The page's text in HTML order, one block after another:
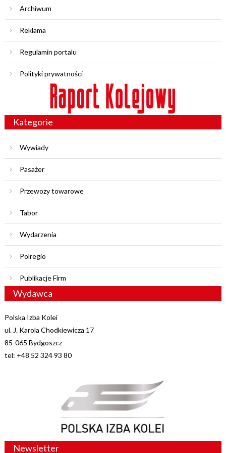
Archiwum
Reklama
Regulamin portalu
Polityki prywatności
Kategorie
Wywiady
Pasażer
Przewozy towarowe
Tabor
Wydarzenia
Polregio
Publikacje Firm
Wydawca
Polska Izba Kolei
ul. J. Karola Chodkiewicza 17
85-065 Bydgoszcz
tel: +48 52 324 93 80
Newsletter